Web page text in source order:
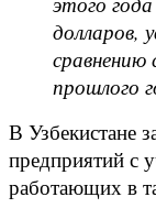
долларов,
сравнению
прошлого
В Узбекистане
предприятий с
работающих в